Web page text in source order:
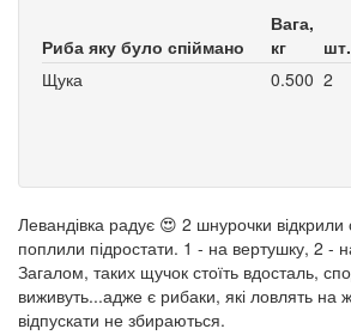
Риба яку було спіймано
Вага,
кг
шт.
Щука
0.500 2
Левандівка радує 😍 2 шнурочки відкрили
поплили підростати. 1 - на вертушку, 2 -
Загалом, таких щучок стоїть вдосталь,
виживуть...адже є рибаки, які ловлять на
відпускати не збираються.